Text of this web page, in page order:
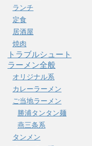
ランチ
定食
居酒屋
焼肉
トラブルシュート
ラーメン全般
オリジナル系
カレーラーメン
ご当地ラーメン
勝浦タンタン麺
燕三条系
タンメン